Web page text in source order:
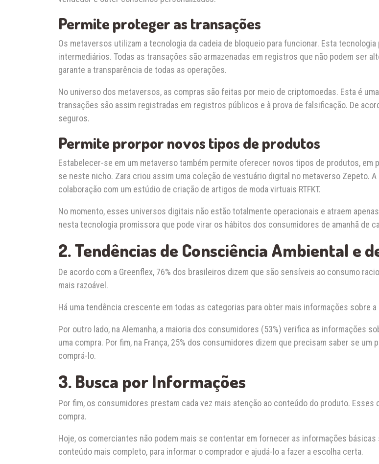
Permite proteger as transações
Os metaversos utilizam a tecnologia da cadeia de bloqueio para funcionar. Esta
intermediários. Todas as transações são armazenadas em registros que não podem ser
garante a transparência de todas as operações.
No universo dos metaversos, as compras são feitas por meio de criptomoedas. Esta é
transações são assim registradas em registros públicos e à prova de falsificação. De
seguros.
Permite prorpor novos tipos de produtos
Estabelecer-se em um metaverso também permite oferecer novos tipos de produtos,
se neste nicho. Zara criou assim uma coleção de vestuário digital no metaverso Zepeto.
colaboração com um estúdio de criação de artigos de moda virtuais RTFKT.
No momento, esses universos digitais não estão totalmente operacionais e atraem
nesta tecnologia promissora que pode virar os hábitos dos consumidores de amanhã de
2. Tendências de Consciência Ambiental e
De acordo com a Greenflex, 76% dos brasileiros dizem que são sensíveis ao consumo
mais razoável.
Há uma tendência crescente em todas as categorias para obter mais informações sobre
Por outro lado, na Alemanha, a maioria dos consumidores (53%) verifica as informações
uma compra. Por fim, na França, 25% dos consumidores dizem que precisam saber se
comprá-lo.
3. Busca por Informações
Por fim, os consumidores prestam cada vez mais atenção ao conteúdo do produto.
compra.
Hoje, os comerciantes não podem mais se contentar em fornecer as informações
conteúdo mais completo, para informar o comprador e ajudá-lo a fazer a escolha certa.